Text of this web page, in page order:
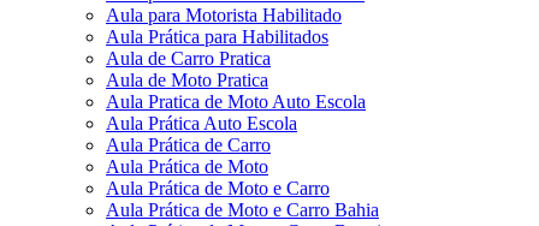
Aula para Motorista Habilitado
Aula Prática para Habilitados
Aula de Carro Pratica
Aula de Moto Pratica
Aula Pratica de Moto Auto Escola
Aula Prática Auto Escola
Aula Prática de Carro
Aula Prática de Moto
Aula Prática de Moto e Carro
Aula Prática de Moto e Carro Bahia